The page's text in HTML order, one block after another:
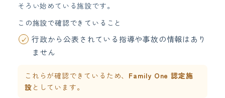
そろい始めている施設です。
この施設で確認できていること
行政から公表されている指導や事故の情報はあり
ません
これらが確認できているため、 Family One 認定施
設 としています。